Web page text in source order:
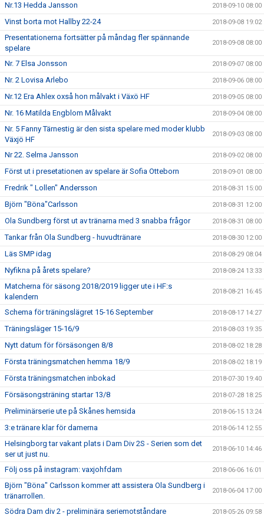
Nr.13 Hedda Jansson 2018-09-10 08:00
Vinst borta mot Hallby 22-24 2018-09-08 19:02
Presentationerna fortsätter på måndag fler spännande
spelare
2018-09-08 08:00
Nr. 7 Elsa Jonsson 2018-09-07 08:00
Nr. 2 Lovisa Arlebo 2018-09-06 08:00
Nr.12 Era Ahlex oxså hon målvakt i Växö HF 2018-09-05 08:00
Nr. 16 Matilda Engblom Målvakt 2018-09-04 08:00
Nr. 5 Fanny Tärnestig är den sista spelare med moder klubb
Växjö HF
2018-09-03 08:00
Nr 22. Selma Jansson 2018-09-02 08:00
Först ut i presetationen av spelare är Sofia Otteborn 2018-09-01 08:00
Fredrik " Lollen" Andersson 2018-08-31 15:00
Björn "Böna"Carlsson 2018-08-31 12:00
Ola Sundberg först ut av tränarna med 3 snabba frågor 2018-08-31 08:00
Tankar från Ola Sundberg - huvudtränare 2018-08-30 12:00
Läs SMP idag 2018-08-29 08:04
Nyfikna på årets spelare? 2018-08-24 13:33
Matcherna för säsong 2018/2019 ligger ute i HF:s
kalendern
2018-08-21 16:45
Schema för träningslägret 15-16 September 2018-08-17 14:27
Träningsläger 15-16/9 2018-08-03 19:35
Nytt datum för försäsongen 8/8 2018-08-02 18:28
Första träningsmatchen hemma 18/9 2018-08-02 18:19
Första träningsmatchen inbokad 2018-07-30 19:40
Försäsongsträning startar 13/8 2018-07-28 18:25
Preliminärserie ute på Skånes hemsida 2018-06-15 13:24
3:e tränare klar för damerna 2018-06-14 12:55
Helsingborg tar vakant plats i Dam Div 2S - Serien som det
ser ut just nu.
2018-06-10 14:46
Följ oss på instagram: vaxjohfdam 2018-06-06 16:01
Björn "Böna" Carlsson kommer att assistera Ola Sundberg i
tränarrollen.
2018-06-04 17:00
Södra Dam div 2 - preliminära seriemotståndare 2018-05-26 09:58